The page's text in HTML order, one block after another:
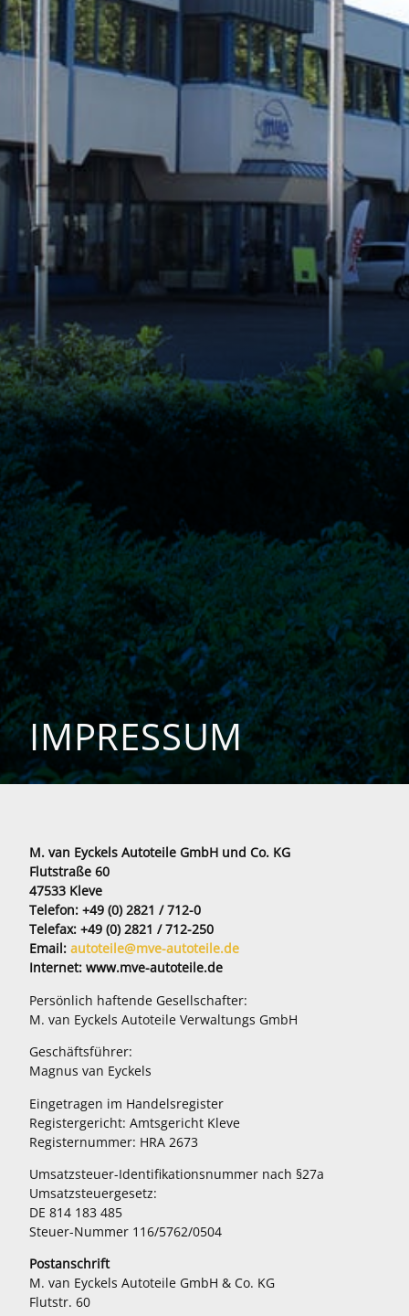
IMPRESSUM
M. van Eyckels Autoteile GmbH und Co. KG
Flutstraße 60
47533 Kleve
Telefon: +49 (0) 2821 / 712-0
Telefax: +49 (0) 2821 / 712-250
Email: autoteile@mve-autoteile.de
Internet: www.mve-autoteile.de
Persönlich haftende Gesellschafter:
M. van Eyckels Autoteile Verwaltungs GmbH
Geschäftsführer:
Magnus van Eyckels
Eingetragen im Handelsregister
Registergericht: Amtsgericht Kleve
Registernummer: HRA 2673
Umsatzsteuer-Identifikationsnummer nach §27a
Umsatzsteuergesetz:
DE 814 183 485
Steuer-Nummer 116/5762/0504
Postanschrift
M. van Eyckels Autoteile GmbH & Co. KG
Flutstr. 60